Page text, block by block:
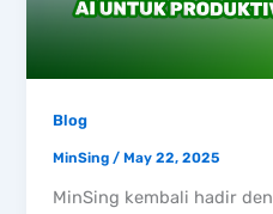
Blog
MinSing/May 22, 2025
MinSing kembali hadir